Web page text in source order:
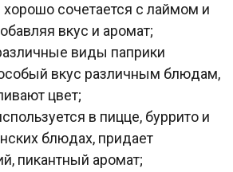
сочетается с лаймом и
вкус и аромат;
виды паприки
вкус различным блюдам,
цвет;
в пицце, буррито и
блюдах, придает
пикантный аромат;